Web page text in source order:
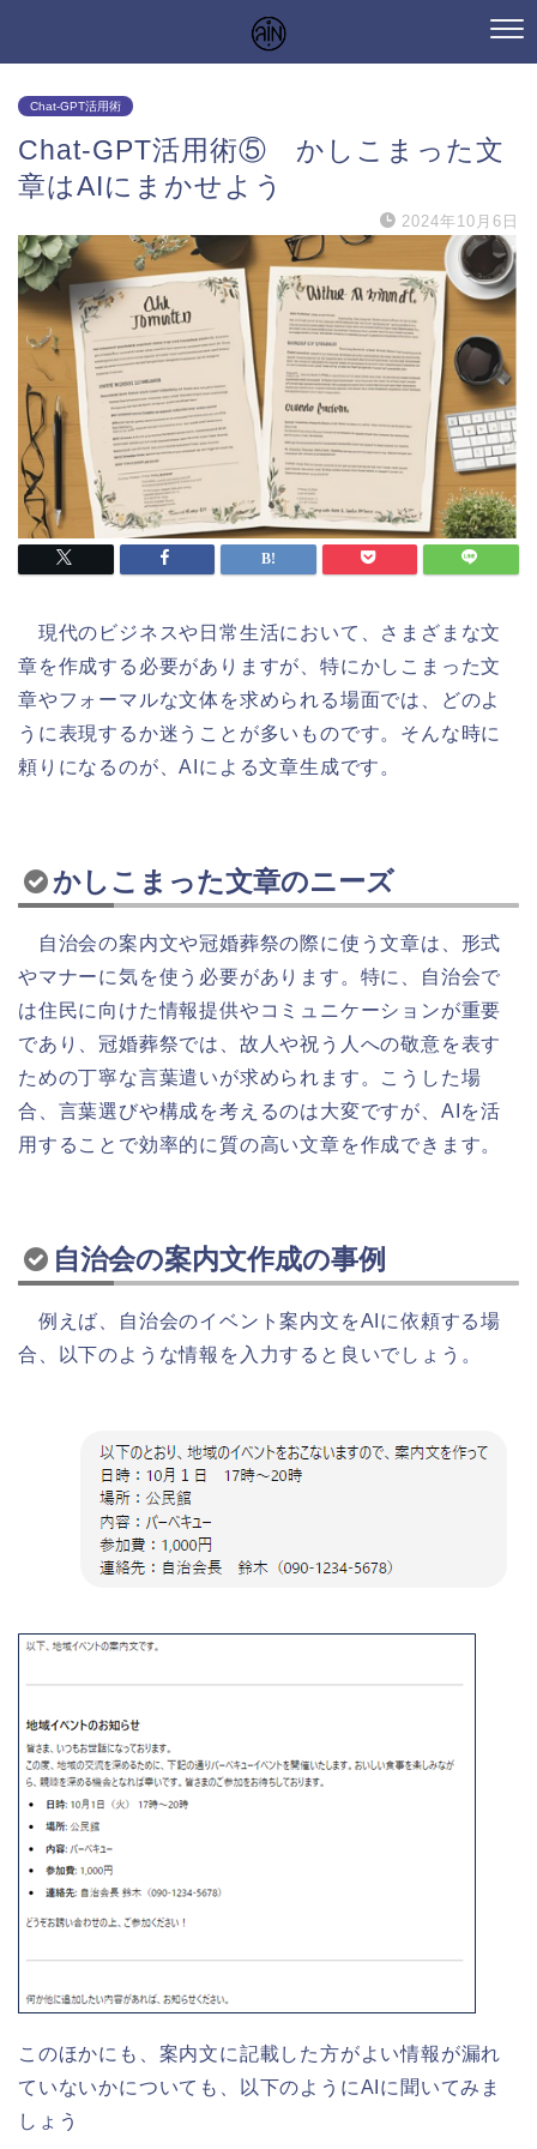
Chat-GPT活用術
Chat-GPT活用術⑤ かしこまった文
章はAIにまかせよう
2024年10月6日
現代のビジネスや日常生活において、さまざまな文
章を作成する必要がありますが、特にかしこまった文
章やフォーマルな文体を求められる場面では、どのよ
うに表現するか迷うことが多いものです。そんな時に
頼りになるのが、AIによる文章生成です。
かしこまった文章のニーズ
自治会の案内文や冠婚葬祭の際に使う文章は、形式
やマナーに気を使う必要があります。特に、自治会で
は住民に向けた情報提供やコミュニケーションが重要
であり、冠婚葬祭では、故人や祝う人への敬意を表す
ための丁寧な言葉遣いが求められます。こうした場
合、言葉選びや構成を考えるのは大変ですが、AIを活
用することで効率的に質の高い文章を作成できます。
自治会の案内文作成の事例
例えば、自治会のイベント案内文をAIに依頼する場
合、以下のような情報を入力すると良いでしょう。
このほかにも、案内文に記載した方がよい情報が漏れ
ていないかについても、以下のようにAIに聞いてみま
しょう